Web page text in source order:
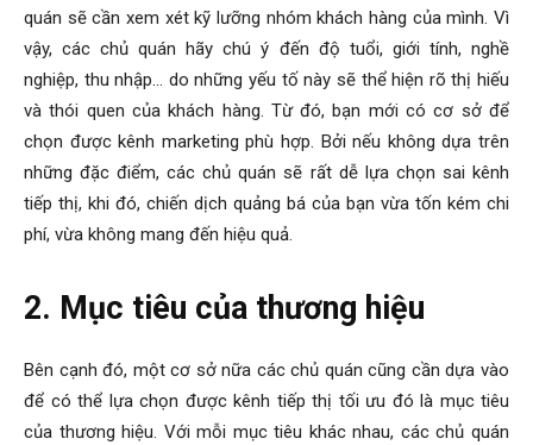
quán sẽ cần xem xét kỹ lưỡng nhóm khách hàng của mình. Vì
vậy, các chủ quán hãy chú ý đến độ tuổi, giới tính, nghề
nghiệp, thu nhập… do những yếu tố này sẽ thể hiện rõ thị hiếu
và thói quen của khách hàng. Từ đó, bạn mới có cơ sở để
chọn được kênh marketing phù hợp. Bởi nếu không dựa trên
những đặc điểm, các chủ quán sẽ rất dễ lựa chọn sai kênh
tiếp thị, khi đó, chiến dịch quảng bá của bạn vừa tốn kém chi
phí, vừa không mang đến hiệu quả.
2. Mục tiêu của thương hiệu
Bên cạnh đó, một cơ sở nữa các chủ quán cũng cần dựa vào
để có thể lựa chọn được kênh tiếp thị tối ưu đó là mục tiêu
của thương hiệu. Với mỗi mục tiêu khác nhau, các chủ quán